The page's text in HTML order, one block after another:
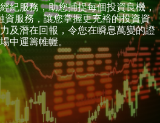
紀服務，助您捕捉每個投資良機，
資服務，讓您掌握更充裕的投資資
及潛在回報，令您在瞬息萬變的證
中運籌帷幄。